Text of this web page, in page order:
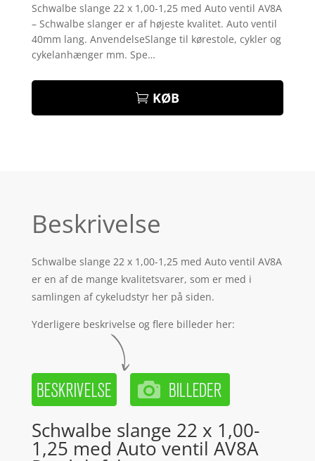
ud af 5
baseret på
kundebedøm
melser
Schwalbe slange 22 x 1,00-1,25 med Auto ventil AV8A
– Schwalbe slanger er af højeste kvalitet. Auto ventil
40mm lang. AnvendelseSlange til kørestole, cykler og
cykelanhænger mm. Spe…
KØB
Beskrivelse
Schwalbe slange 22 x 1,00-1,25 med Auto ventil AV8A
er en af de mange kvalitetsvarer, som er med i
samlingen af cykeludstyr her på siden.
Yderligere beskrivelse og flere billeder her:
Schwalbe slange 22 x 1,00-
1,25 med Auto ventil AV8A